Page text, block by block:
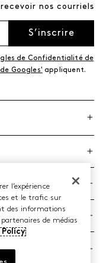
nos courriels
S’inscrire
de Confidentialité de
Googles' appliquent.
l’expérience
et le trafic sur
des informations
de médias
Policy